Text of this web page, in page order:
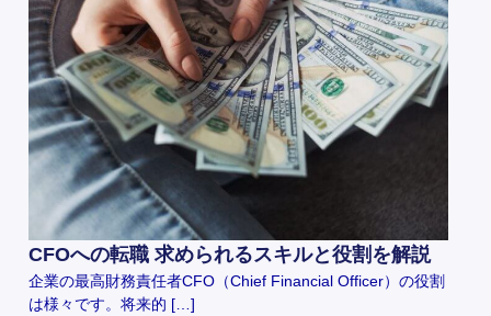
CFOへの転職 求められるスキルと役割を解説
企業の最高財務責任者CFO（Chief Financial Officer）の役割
は様々です。将来的 […]